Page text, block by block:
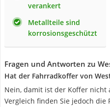
verankert
Metallteile sind
korrosionsgeschützt
Fragen und Antworten zu
Hat der Fahrradkoffer von
Nein, damit ist der Koffer nicht
Vergleich finden Sie jedoch die